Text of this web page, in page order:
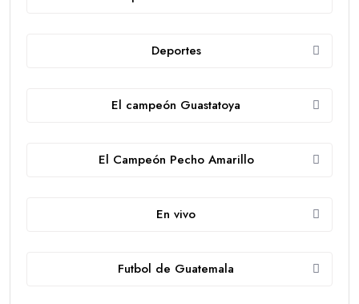
Deportes
El campeón Guastatoya
El Campeón Pecho Amarillo
En vivo
Futbol de Guatemala